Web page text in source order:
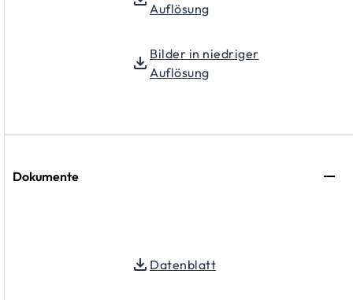
Auflösung
Bilder in niedriger
Auflösung
Dokumente
Datenblatt